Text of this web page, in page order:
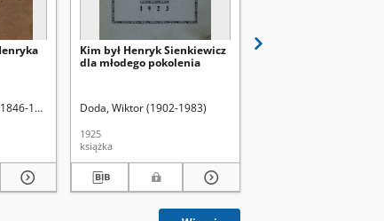
1916) Bączkowski, Dionizy (1868-1953). Wyd.
Kim był Henryk Sienkiewicz
dla młodego pokolenia
Doda, Wiktor (1902-1983)
1925
książka